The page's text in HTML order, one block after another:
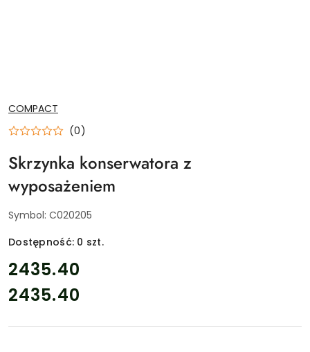
NAZWA
PRODUCENTA:
COMPACT
(0)
Skrzynka konserwatora z
wyposażeniem
Symbol: C020205
Dostępność: 0 szt.
cena:
2435.40
Cena:
2435.40